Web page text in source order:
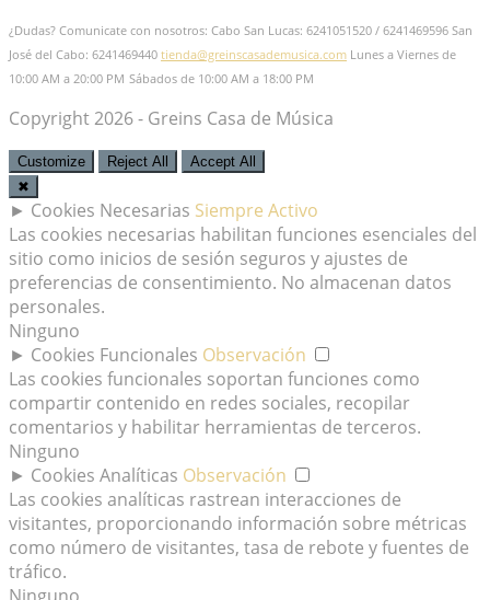
¿Dudas? Comunicate con nosotros: Cabo San Lucas: 6241051520 / 6241469596 San
José del Cabo: 6241469440 tienda@greinscasademusica.com Lunes a Viernes de
10:00 AM a 20:00 PM Sábados de 10:00 AM a 18:00 PM
Copyright 2026 - Greins Casa de Música
Customize Reject All
Accept All
✖
► Cookies Necesarias Siempre Activo
Las cookies necesarias habilitan funciones esenciales del
sitio como inicios de sesión seguros y ajustes de
preferencias de consentimiento. No almacenan datos
personales.
Ninguno
► Cookies Funcionales Observación
Las cookies funcionales soportan funciones como
compartir contenido en redes sociales, recopilar
comentarios y habilitar herramientas de terceros.
Ninguno
► Cookies Analíticas Observación
Las cookies analíticas rastrean interacciones de
visitantes, proporcionando información sobre métricas
como número de visitantes, tasa de rebote y fuentes de
tráfico.